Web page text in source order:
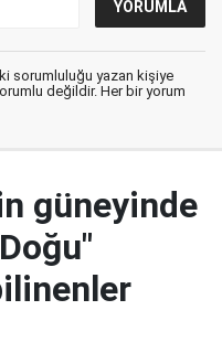
sorumluluğu yazan kişiye
değildir. Her bir yorum
güneyinde